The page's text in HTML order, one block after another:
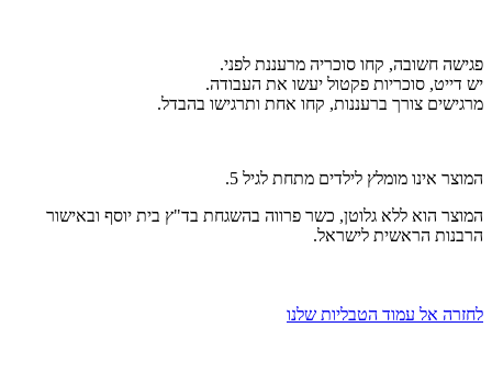
פגישה חשובה, קחו סוכריה מרעננת לפני.
יש דייט, סוכריות פקטול יעשו את העבודה.
מרגישים צורך ברעננות, קחו אחת ותרגישו בהבדל.
המוצר אינו מומלץ לילדים מתחת לגיל 5.
המוצר הוא ללא גלוטן, כשר פרווה בהשגחת בד"ץ בית יוסף ובאישור
הרבנות הראשית לישראל.
לחזרה אל עמוד הטבליות שלנו